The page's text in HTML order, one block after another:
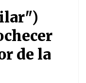
de la